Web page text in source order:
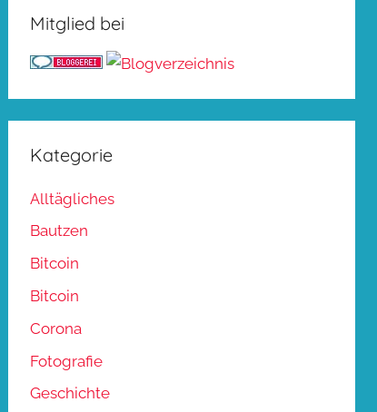
Mitglied bei
Kategorie
Alltägliches
Bautzen
Bitcoin
Bitcoin
Corona
Fotografie
Geschichte